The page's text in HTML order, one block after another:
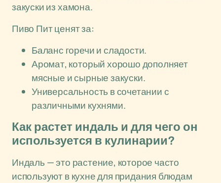
закуски из хамона.
Пиво Пит ценят за:
Баланс горечи и сладости.
Аромат, который хорошо дополняет
мясные и сырные закуски.
Универсальность в сочетании с
различными кухнями.
Как растет индаль и для чего он
используется в кулинарии?
Индаль — это растение, которое часто
используют в кухне для придания блюдам